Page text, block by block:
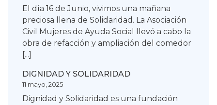
El día 16 de Junio, vivimos una mañana
preciosa llena de Solidaridad. La Asociación
Civil Mujeres de Ayuda Social llevó a cabo la
obra de refacción y ampliación del comedor
[...]
DIGNIDAD Y SOLIDARIDAD
11 mayo, 2025
Dignidad y Solidaridad es una fundación